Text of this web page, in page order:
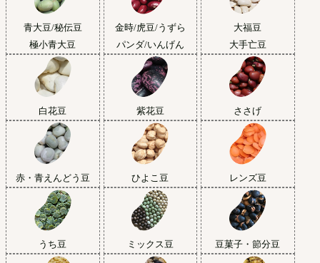
青大豆/秘伝豆
極小青大豆
金時/虎豆/うずら
パンダ/いんげん
大福豆
大手亡豆
白花豆 紫花豆 ささげ
赤・青えんどう豆 ひよこ豆 レンズ豆
うち豆 ミックス豆 豆菓子・節分豆